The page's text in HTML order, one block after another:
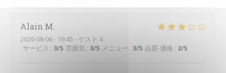
Alain M
2026-08-06- 19:45 - ゲスト 4
サービス : 3/5 雰囲気 : 3/5 メニュー : 3/5 品質-価格 : 2/5